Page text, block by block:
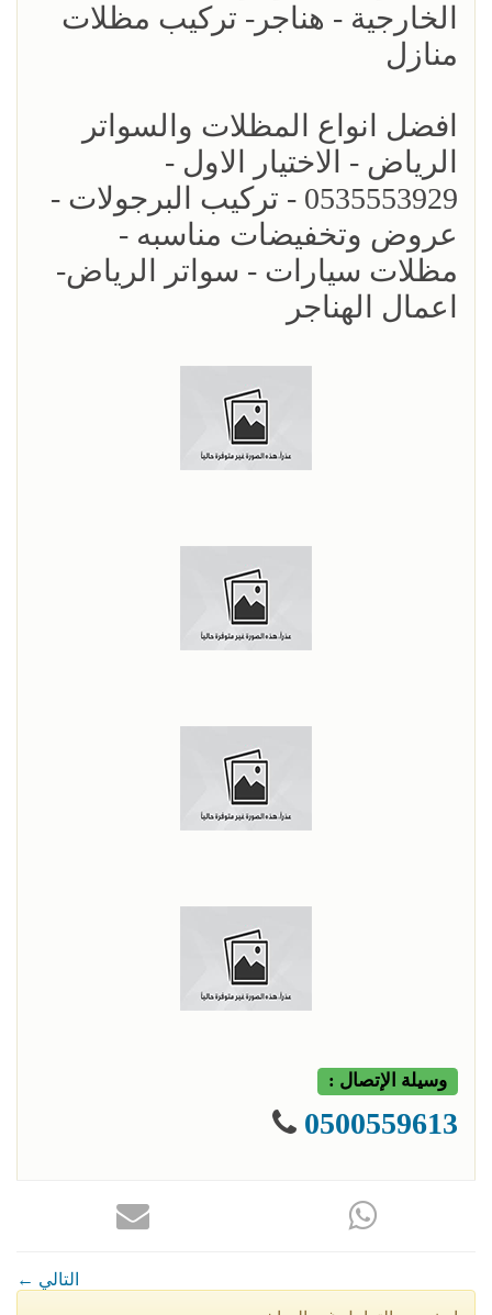
الخارجية - هناجر- تركيب مظلات
منازل
افضل انواع المظلات والسواتر
الرياض - الاختيار الاول -
0535553929 - تركيب البرجولات -
عروض وتخفيضات مناسبه -
مظلات سيارات - سواتر الرياض-
اعمال الهناجر
وسيلة الإتصال :
0500559613
← التالي